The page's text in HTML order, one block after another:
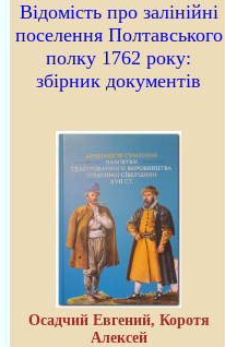
Відомість про залінійні
поселення Полтавського
полку 1762 року:
збірник документів
Осадчий Евгений, Коротя
Алексей